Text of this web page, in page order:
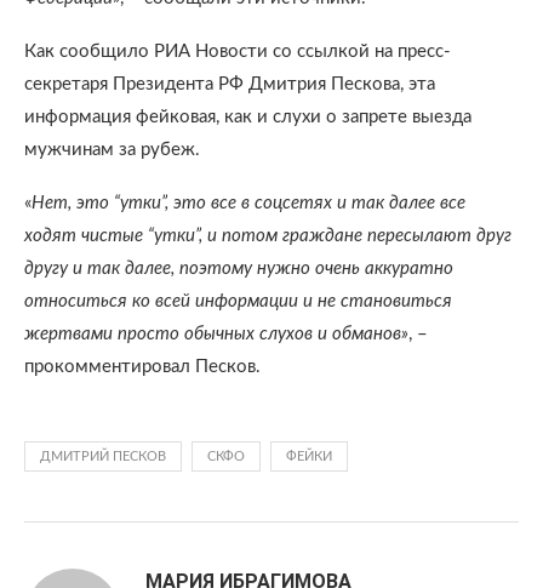
Как сообщило РИА Новости со ссылкой на пресс-
секретаря Президента РФ Дмитрия Пескова, эта
информация фейковая, как и слухи о запрете выезда
мужчинам за рубеж.
«Нет, это “утки”, это все в соцсетях и так далее все
ходят чистые “утки”, и потом граждане пересылают друг
другу и так далее, поэтому нужно очень аккуратно
относиться ко всей информации и не становиться
жертвами просто обычных слухов и обманов», –
прокомментировал Песков.
ДМИТРИЙ ПЕСКОВ СКФО ФЕЙКИ
МАРИЯ ИБРАГИМОВА